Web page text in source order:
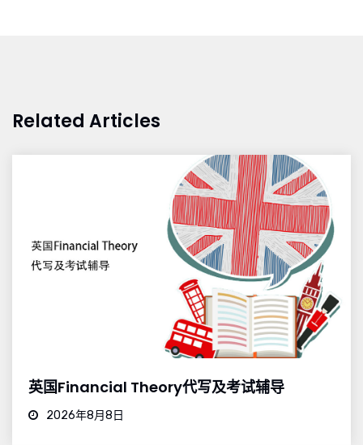
Related Articles
英国Financial Theory代写及考试辅导
2026年8月8日